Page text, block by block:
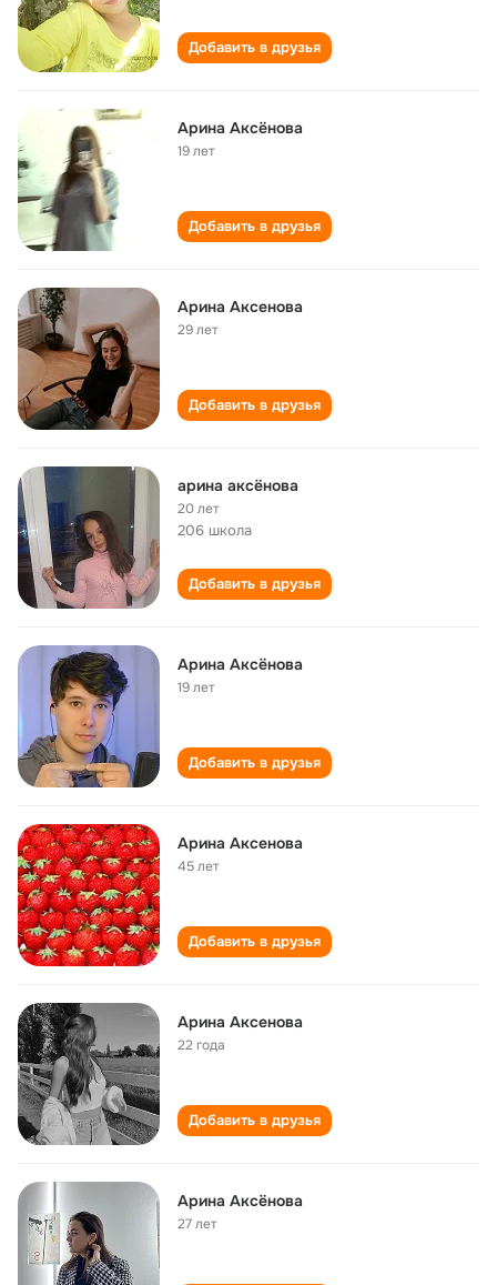
Добавить в друзья
Арина Аксёнова
19 лет
Добавить в друзья
Арина Аксенова
29 лет
Добавить в друзья
арина аксёнова
20 лет
206 школа
Добавить в друзья
Арина Аксёнова
19 лет
Добавить в друзья
Арина Аксенова
45 лет
Добавить в друзья
Арина Аксенова
22 года
Добавить в друзья
Арина Аксёнова
27 лет